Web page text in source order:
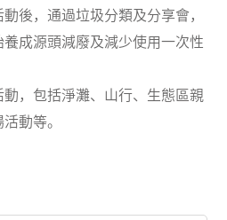
後，通過垃圾分類及分享會，
成源頭減廢及減少使用一次性
，包括淨灘、山行、生態區親
動等。